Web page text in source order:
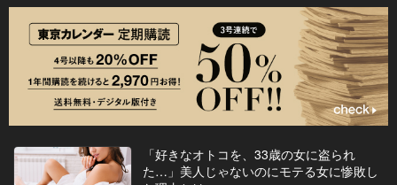
「好きなオトコを、33歳の女に盗られ
た…」美人じゃないのにモテる女に惨敗し